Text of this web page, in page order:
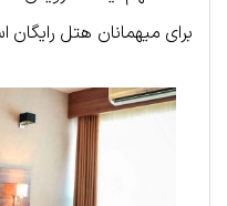
برای میهمانان هتل رایگان